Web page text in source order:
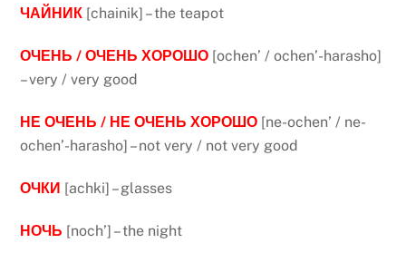
ЧАЙНИК [chainik] – the teapot
ОЧЕНЬ / ОЧЕНЬ ХОРОШО [ochen’ / ochen’-harasho]
– very / very good
НЕ ОЧЕНЬ / НЕ ОЧЕНЬ ХОРОШО [ne-ochen’ / ne-
ochen’-harasho] – not very / not very good
ОЧКИ [achki] – glasses
НОЧЬ [noch’] – the night